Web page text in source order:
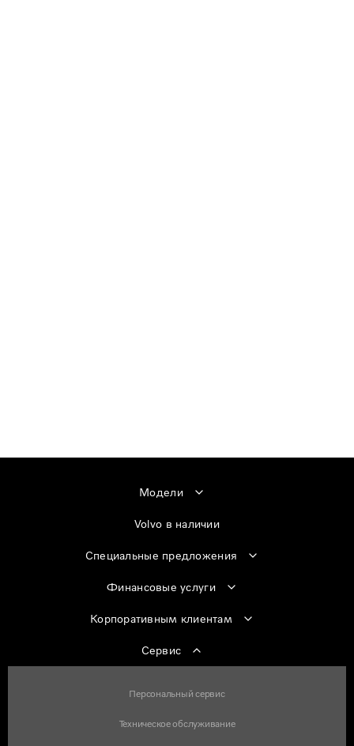
Модели
Volvo в наличии
Специальные предложения
Финансовые услуги
Корпоративным клиентам
Сервис
Персональный сервис
Техническое обслуживание